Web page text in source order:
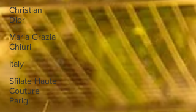
Christian
Dior
Maria Grazia
Chiuri
Italy
Sfilate Haute
Couture
Parigi